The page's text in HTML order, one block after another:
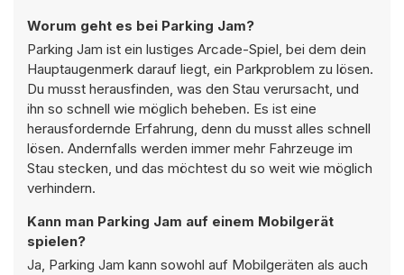
Worum geht es bei Parking Jam?
Parking Jam ist ein lustiges Arcade-Spiel, bei dem dein
Hauptaugenmerk darauf liegt, ein Parkproblem zu lösen.
Du musst herausfinden, was den Stau verursacht, und
ihn so schnell wie möglich beheben. Es ist eine
herausfordernde Erfahrung, denn du musst alles schnell
lösen. Andernfalls werden immer mehr Fahrzeuge im
Stau stecken, und das möchtest du so weit wie möglich
verhindern.
Kann man Parking Jam auf einem Mobilgerät
spielen?
Ja, Parking Jam kann sowohl auf Mobilgeräten als auch